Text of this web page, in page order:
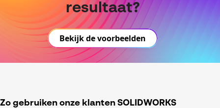
resultaat?
Bekijk de voorbeelden
Zo gebruiken onze klanten SOLIDWORKS